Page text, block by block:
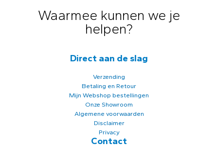
Waarmee kunnen we je
helpen?
Direct aan de slag
Verzending
Betaling en Retour
Mijn Webshop bestellingen
Onze Showroom
Algemene voorwaarden
Disclaimer
Privacy
Contact